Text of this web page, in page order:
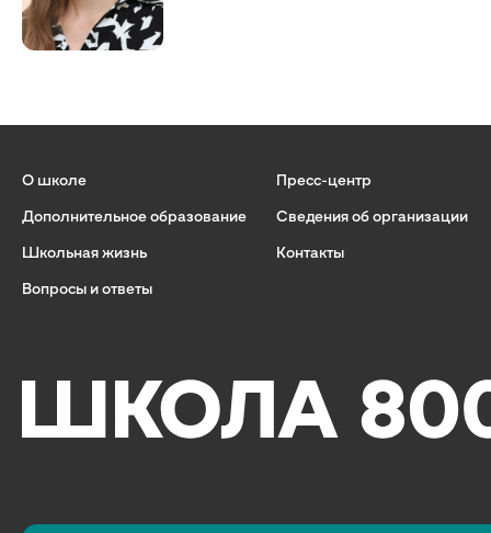
О школе
Дополнительное образование
Школьная жизнь
Вопросы и ответы
Пресс-центр
Сведения об организации
Контакты